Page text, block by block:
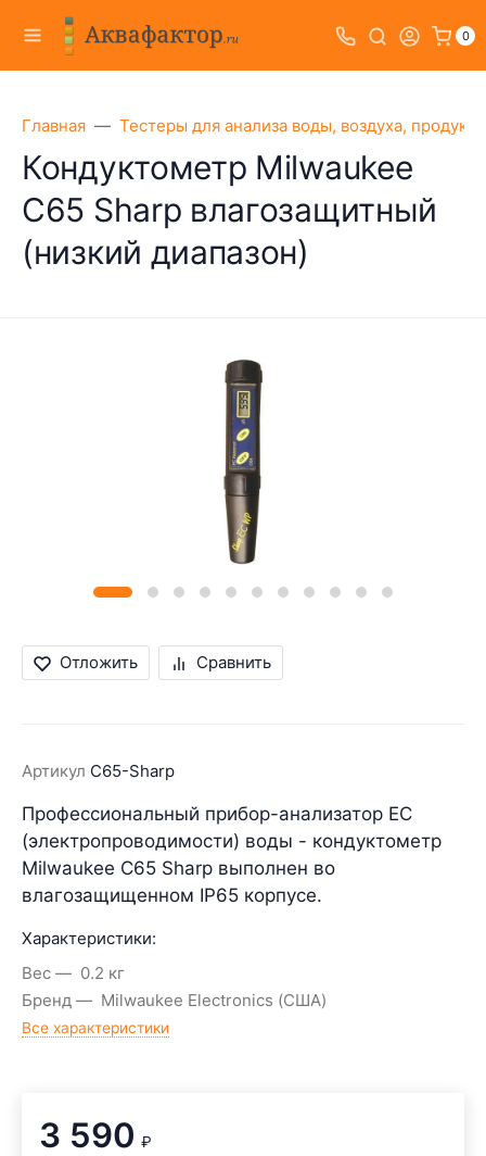
0
Главная Тестеры для анализа воды, воздуха,
Кондуктометр Milwaukee
C65 Sharp влагозащитный
(низкий диапазон)
Отложить Сравнить
Артикул C65-Sharp
Профессиональный прибор-анализатор EC
(электропроводимости) воды - кондуктометр
Milwaukee C65 Sharp выполнен во
влагозащищенном IP65 корпусе.
Характеристики:
Вес
0.2 кг
Бренд
Milwaukee Electronics (США)
Все характеристики
3 590 ₽